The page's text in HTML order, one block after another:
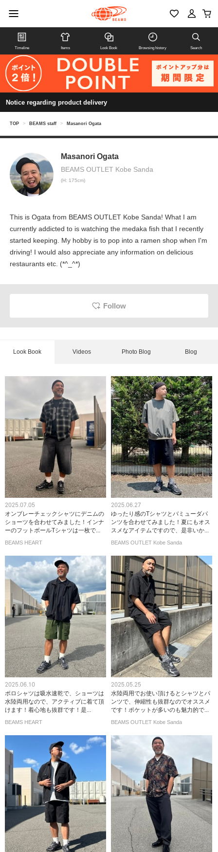
Timeline Items Look Book Browsing history Search
Notice regarding product delivery
TOP > BEAMS staff > Masanori Ogata
Masanori Ogata
BEAMS OUTLET Kobe Sanda
(H: 175cm)
This is Ogata from BEAMS OUTLET Kobe Sanda! What I am
currently addicted to is watching the medaka fish that I recently
started keeping. My hobby is to pop into a ramen shop when I'm
driving! I would also appreciate any information on delicious
restaurants etc. (*^_^*)
Follow
Look Book Videos Photo Blog Blog
2025.07.05
オンブレーチェックシャツにデニムの
ショーツを合わせてみました！インナ
ーのフットボールTシャツは一枚で...
BEAMS HEART
2025.06.27
ゆったり感のTシャツとバミューダパ
ンツを合わせてみました！夏にもオス
スメなアイテムですので、是非いか...
BEAMS OUTLET Kobe Sanda
2025.06.10
ポロシャツは吸水速乾で、ショーツは
水陸両用なので、アクティブに着て頂
けます！着心地も抜群です！是...
BEAMS HEART
2025.05.25
水陸両用でお使い頂けるとシャツとパ
ンツで、伸縮性も抜群なのでオススメ
です！ポケットが多いのも魅力的で...
BEAMS OUTLET Kobe Sanda